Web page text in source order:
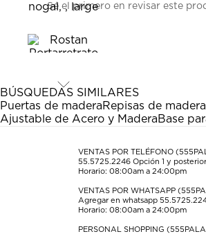
para
el
artículo
estrella
Esta
acción
abrirá
formulario
para
el
artículo
estrellas.
Esta
acción
abrirá
formulario
de
para
estrellas.
Esta
acción
abrirá
formulario
de
para
estrellas.
Esta
acción
abrirá
formulario
de
para
Esta
acción
abrirá
formulario
de
envío.
Sé el primero en revisar este
BÚSQUEDAS SIMILARES
Puertas de maderaRepisas de madera
Ajustable de Acero y MaderaBase
VENTAS POR TELÉFONO
55.5725.2246 Opción 1 y
Horario: 08:00am a 24:00pm
VENTAS POR WHATSAPP
Agregar en whatsapp
Horario: 08:00am a 24:00pm
PERSONAL SHOPPING